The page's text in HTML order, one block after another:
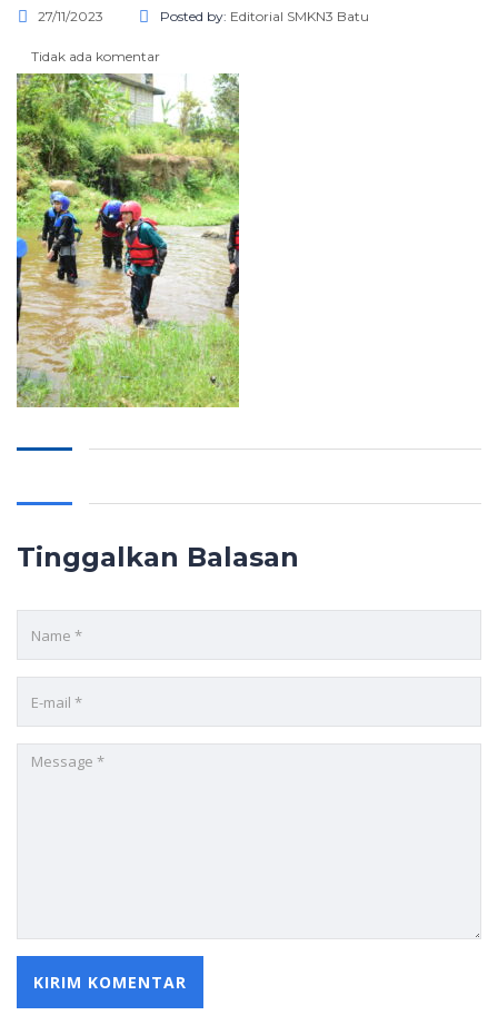
27/11/2023 Posted by: Editorial SMKN3 Batu
Tidak ada komentar
Tinggalkan Balasan